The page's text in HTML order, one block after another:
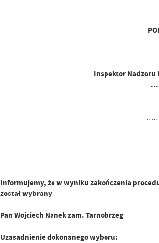
Inspektor Nadzoru
Informujemy, że w wyniku zakończenia
został wybrany
Pan Wojciech Nanek zam. Tarnobrzeg
Uzasadnienie dokonanego wyboru: